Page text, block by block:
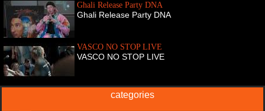
Ghali Release Party DNA
Ghali Release Party DNA
VASCO NO STOP LIVE
VASCO NO STOP LIVE
categories